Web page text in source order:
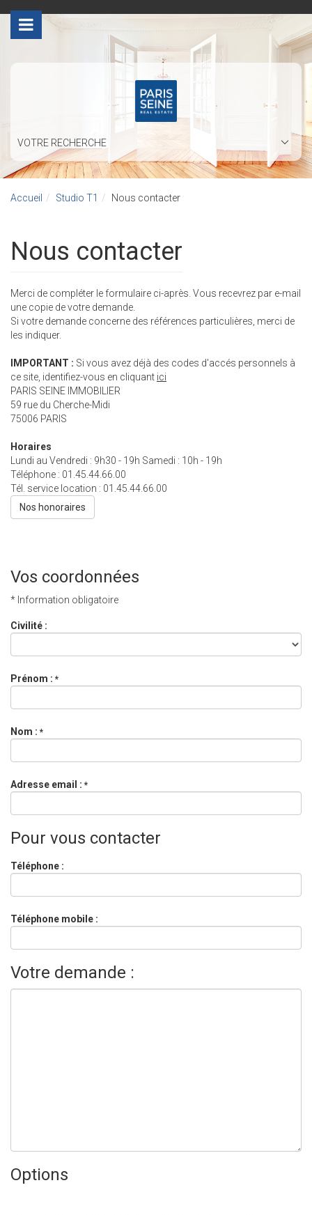
VOTRE RECHERCHE
Accueil Studio T1 Nous contacter
Nous contacter
Merci de compléter le formulaire ci-après. Vous recevrez par e-mail
une copie de votre demande.
Si votre demande concerne des références particulières, merci de
les indiquer.
IMPORTANT : Si vous avez déjà des codes d'accés personnels à
ce site, identifiez-vous en cliquant ici
PARIS SEINE IMMOBILIER
59 rue du Cherche-Midi
75006 PARIS
Horaires
Lundi au Vendredi : 9h30 - 19h Samedi : 10h - 19h
Téléphone : 01.45.44.66.00
Tél. service location : 01.45.44.66.00
Nos honoraires
Vos coordonnées
* Information obligatoire
Civilité :
Prénom : *
Nom : *
Adresse email : *
Pour vous contacter
Téléphone :
Téléphone mobile :
Votre demande :
Options